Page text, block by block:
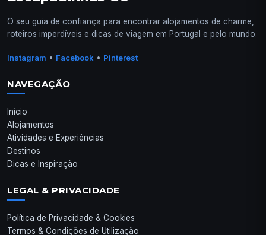
O seu guia de confiança para encontrar alojamentos de charme,
roteiros imperdíveis e dicas de viagem em Portugal e pelo mundo.
Instagram • Facebook • Pinterest
NAVEGAÇÃO
Início
Alojamentos
Atividades e Experiências
Destinos
Dicas e Inspiração
LEGAL & PRIVACIDADE
Política de Privacidade & Cookies
Termos & Condições de Utilização